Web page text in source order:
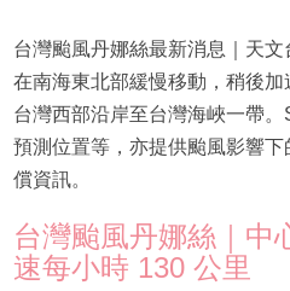
台灣颱風丹娜絲最新消息｜天
在南海東北部緩慢移動，稍後
台灣西部沿岸至台灣海峽一帶。
預測位置等，亦提供颱風影響
償資訊。
台灣颱風丹娜絲｜中
速每小時 130 公里